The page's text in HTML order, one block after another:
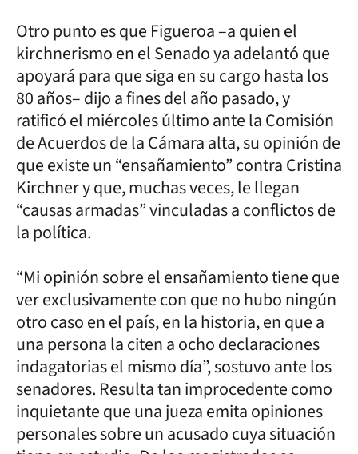
Otro punto es que Figueroa –a quien el
kirchnerismo en el Senado ya adelantó que
apoyará para que siga en su cargo hasta los
80 años– dijo a fines del año pasado, y
ratificó el miércoles último ante la Comisión
de Acuerdos de la Cámara alta, su opinión de
que existe un “ensañamiento” contra Cristina
Kirchner y que, muchas veces, le llegan
“causas armadas” vinculadas a conflictos de
la política.
“Mi opinión sobre el ensañamiento tiene que
ver exclusivamente con que no hubo ningún
otro caso en el país, en la historia, en que a
una persona la citen a ocho declaraciones
indagatorias el mismo día”, sostuvo ante los
senadores. Resulta tan improcedente como
inquietante que una jueza emita opiniones
personales sobre un acusado cuya situación